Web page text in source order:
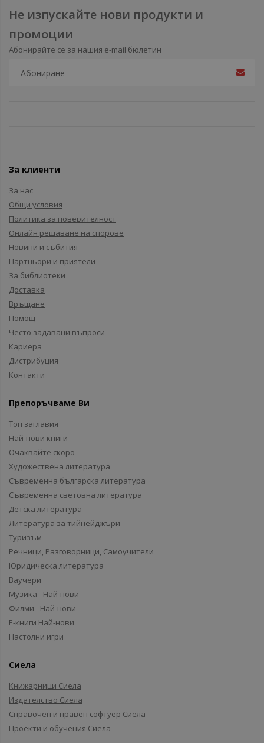
Не изпускайте нови продукти и
промоции
Абонирайте се за нашия e-mail бюлетин
За клиенти
За нас
Общи условия
Политика за поверителност
Онлайн решаване на спорове
Новини и събития
Партньори и приятели
За библиотеки
Доставка
Връщане
Помощ
Често задавани въпроси
Кариера
Дистрибуция
Контакти
Препоръчваме Ви
Топ заглавия
Най-нови книги
Очаквайте скоро
Художествена литература
Съвременна българска литература
Съвременна световна литература
Детска литература
Литература за тийнейджъри
Туризъм
Речници, Разговорници, Самоучители
Юридическа литература
Ваучери
Музика - Най-нови
Филми - Най-нови
Е-книги Най-нови
Настолни игри
Сиела
Книжарници Сиела
Издателство Сиела
Справочен и правен софтуер Сиела
Проекти и обучения Сиела